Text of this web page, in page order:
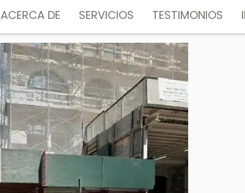
ACERCA DE SERVICIOS TESTIMONIOS